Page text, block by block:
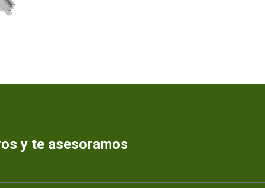
y te asesoramos